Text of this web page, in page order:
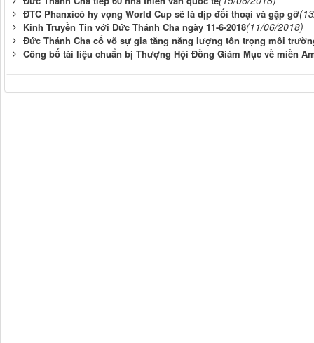
ĐTC Phanxicô hy vọng World Cup sẽ là dịp đối thoại và gặp gỡ
Kinh Truyền Tin với Đức Thánh Cha ngày 11-6-2018(11/06/2018)
Đức Thánh Cha cổ võ sự gia tăng năng lượng tôn trọng môi
Công bố tài liệu chuẩn bị Thượng Hội Đồng Giám Mục về miền